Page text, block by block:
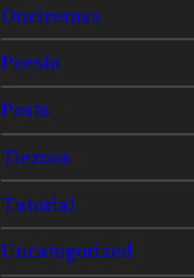
Oneiremas
Poesía
Posts
Tiernos
Tutorial
Uncategorized